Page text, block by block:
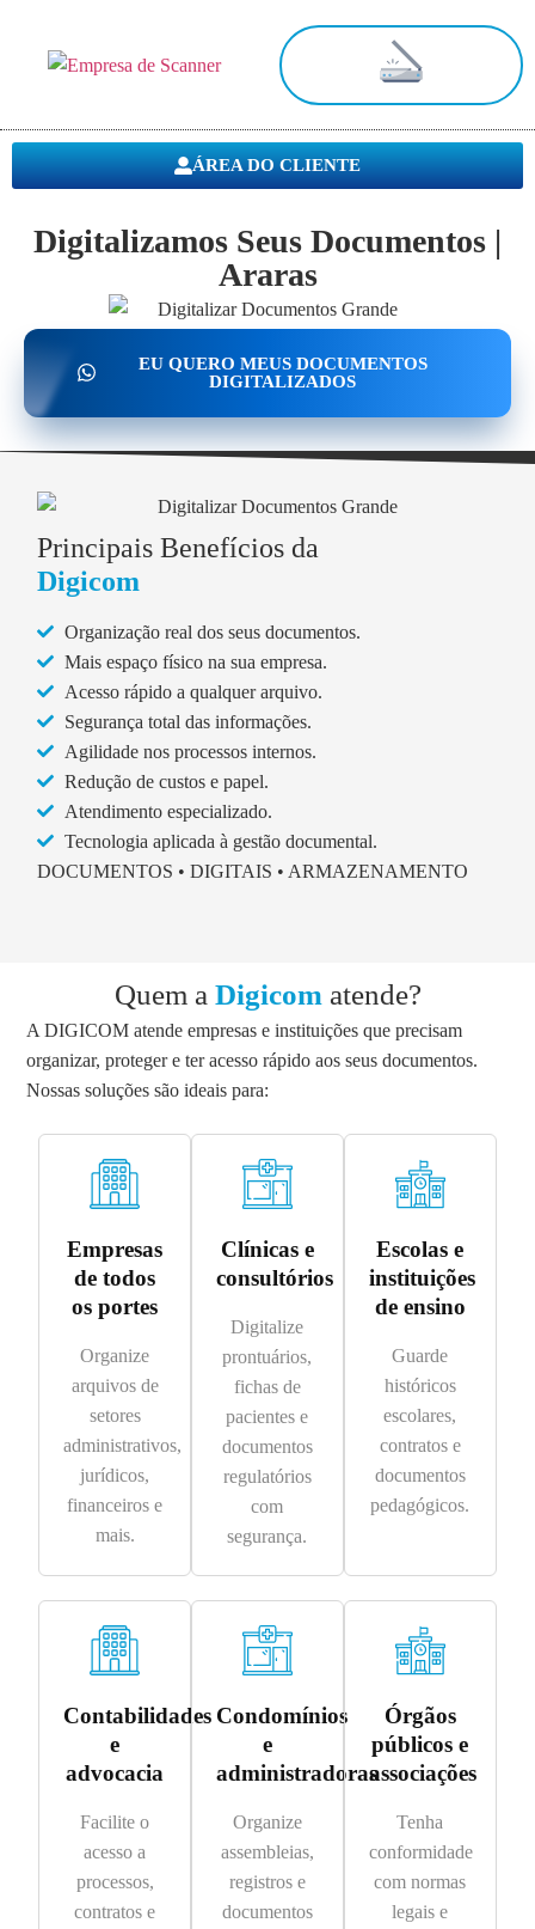
ÁREA DO CLIENTE
Digitalizamos Seus Documentos |
Araras
EU QUERO MEUS DOCUMENTOS
DIGITALIZADOS
Principais Benefícios da
Digicom
Organização real dos seus documentos.
Mais espaço físico na sua empresa.
Acesso rápido a qualquer arquivo.
Segurança total das informações.
Agilidade nos processos internos.
Redução de custos e papel.
Atendimento especializado.
Tecnologia aplicada à gestão documental.
DOCUMENTOS • DIGITAIS • ARMAZENAMENTO
Quem a Digicom atende?
A DIGICOM atende empresas e instituições que precisam
organizar, proteger e ter acesso rápido aos seus documentos.
Nossas soluções são ideais para:
Empresas
de todos
os portes
Organize
arquivos de
setores
administrativos,
jurídicos,
financeiros e
mais.
Clínicas e
consultórios
Digitalize
prontuários,
fichas de
pacientes e
documentos
regulatórios
com
segurança.
Escolas e
instituições
de ensino
Guarde
históricos
escolares,
contratos e
documentos
pedagógicos.
Contabilidades
e
advocacia
Facilite o
acesso a
processos,
contratos e
Condomínios
e
administradoras
Organize
assembleias,
registros e
documentos
Órgãos
públicos e
associações
Tenha
conformidade
com normas
legais e